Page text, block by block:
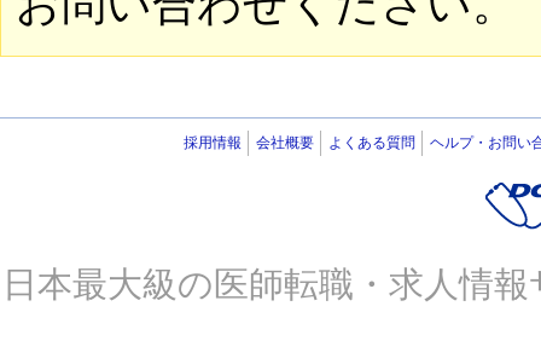
採用情報 会社概要 よくある質問 ヘルプ・お問い
日本最大級の医師転職・求人情